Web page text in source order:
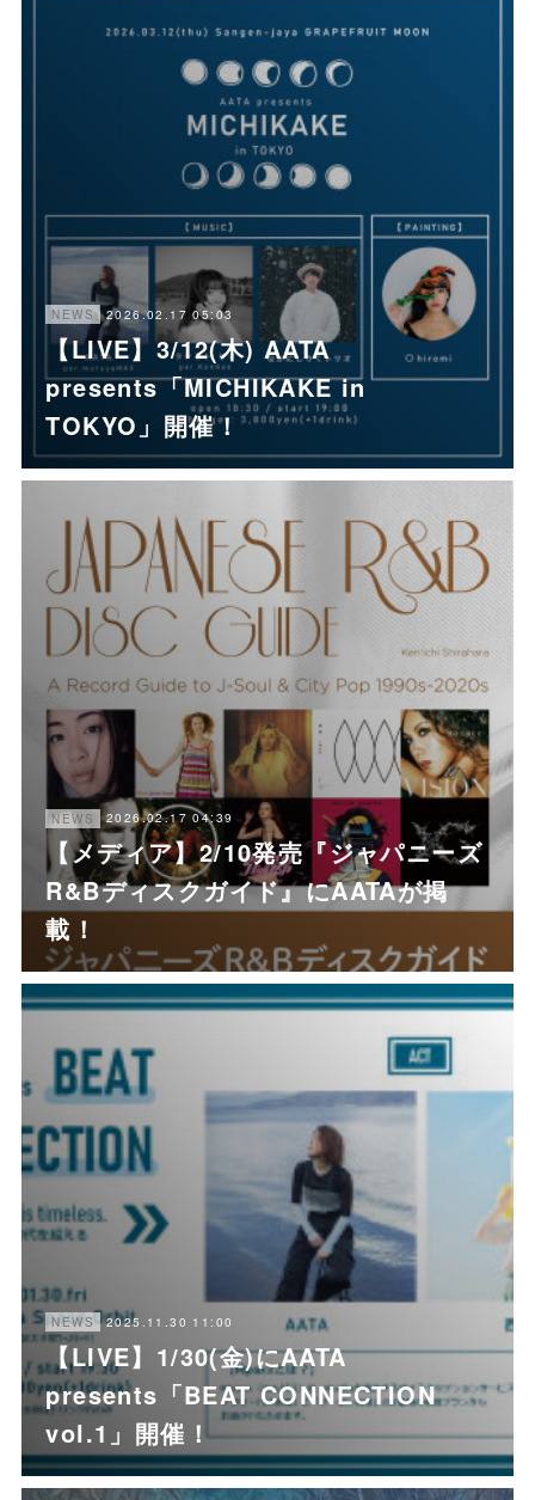
NEWS 2026.02.17 05:03
【LIVE】3/12(木) AATA
presents「MICHIKAKE in
TOKYO」開催！
NEWS 2026.02.17 04:39
【メディア】2/10発売『ジャパニーズ
R&Bディスクガイド』にAATAが掲
載！
NEWS 2025.11.30 11:00
【LIVE】1/30(金)にAATA
presents「BEAT CONNECTION
vol.1」開催！